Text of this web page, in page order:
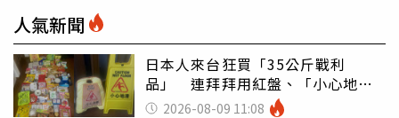
人氣新聞
日本人來台狂買「35公斤戰利
品」 連拜拜用紅盤、「小心地
滑」告示牌也帶回家
2026-08-09 11:08